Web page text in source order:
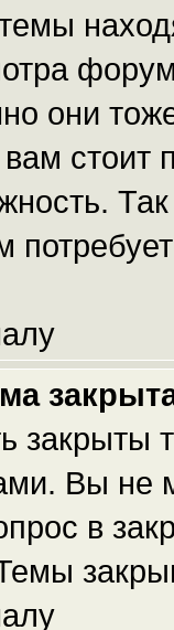
они
стоит
закрыты
Вы не
в